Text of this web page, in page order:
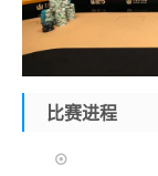
比赛进程